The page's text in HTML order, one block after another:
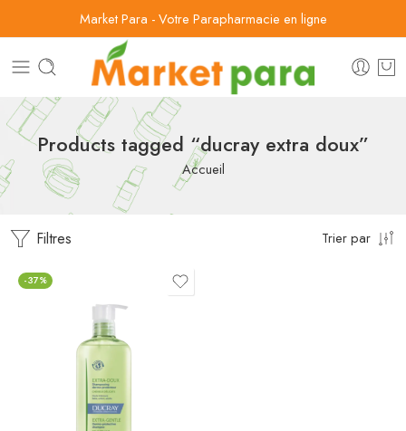
Market Para - Votre Parapharmacie en ligne
Products tagged “ducray extra doux”
Accueil
Filtres Trier par
-37%